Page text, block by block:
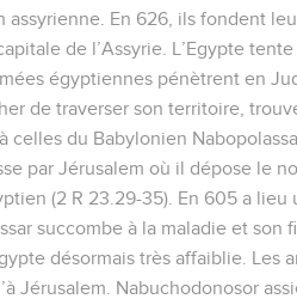
assyrienne. En 626, ils fondent
de l’Assyrie. L’Egypte
égyptiennes pénètrent en
de traverser son territoire,
du Babylonien
par Jérusalem où il dépose le
(2 R 23.29-35). En 605 a lieu
succombe à la maladie et son
désormais très affaiblie. Les
Jérusalem. Nabuchodonosor